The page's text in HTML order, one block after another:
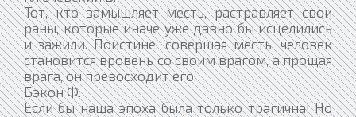
Тот, кто замышляет месть, растравляет свои
раны, которые иначе уже давно бы исцелились
и зажили. Поистине, совершая месть, человек
становится вровень со своим врагом, а прощая
врага, он превосходит его.
Бэкон Ф.
Если бы наша эпоха была только трагична! Но